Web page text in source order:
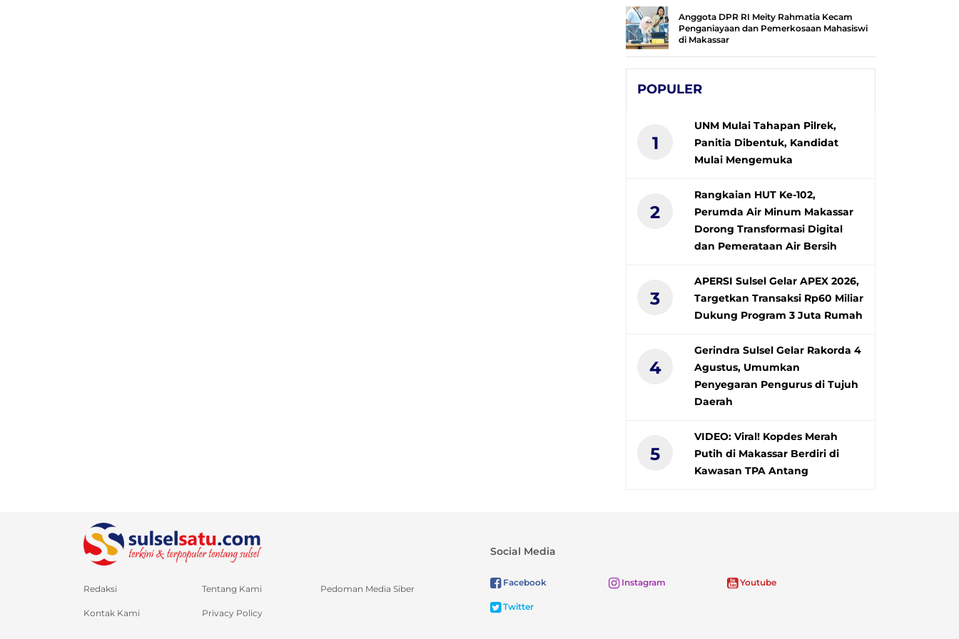
Anggota DPR RI Meity Rahmatia Kecam
Penganiayaan dan Pemerkosaan Mahasiswi
di Makassar
POPULER
1
UNM Mulai Tahapan Pilrek,
Panitia Dibentuk, Kandidat
Mulai Mengemuka
2
Rangkaian HUT Ke-102,
Perumda Air Minum Makassar
Dorong Transformasi Digital
dan Pemerataan Air Bersih
3
APERSI Sulsel Gelar APEX 2026,
Targetkan Transaksi Rp60 Miliar
Dukung Program 3 Juta Rumah
4
Gerindra Sulsel Gelar Rakorda 4
Agustus, Umumkan
Penyegaran Pengurus di Tujuh
Daerah
5
VIDEO: Viral! Kopdes Merah
Putih di Makassar Berdiri di
Kawasan TPA Antang
Redaksi Tentang Kami Pedoman Media Siber
Kontak Kami Privacy Policy
Social Media
Facebook Instagram Youtube
Twitter